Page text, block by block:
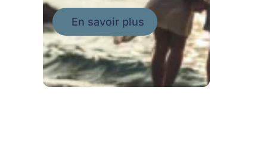
En savoir plus